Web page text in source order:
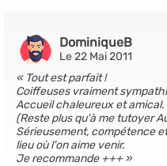
DominiqueB
Le 22 Mai 2011
Tout est parfait !
Coiffeuses vraiment
Accueil chaleureux et amical.
(Reste plus qu'à me tutoyer
Sérieusement, compétence
lieu où l'on aime venir.
Je recommande +++